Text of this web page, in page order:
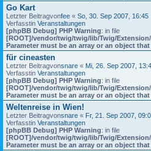
Go Kart
Letzter Beitragvonfee « So, 30. Sep 2007, 16:45
Verfasstin Veranstaltungen
[phpBB Debug] PHP Warning: in file
[ROOT]/vendor/twig/twig/lib/Twig/
Parameter must be an array or an object
für cineasten
Letzter Beitragvonsnare « Mi, 26. Sep 2007,
Verfasstin Veranstaltungen
[phpBB Debug] PHP Warning: in file
[ROOT]/vendor/twig/twig/lib/Twig/
Parameter must be an array or an object
Weltenreise in Wien!
Letzter Beitragvonsnare « Fr, 21. Sep 2007,
Verfasstin Veranstaltungen
[phpBB Debug] PHP Warning: in file
[ROOT]/vendor/twig/twig/lib/Twig/
Parameter must be an array or an object